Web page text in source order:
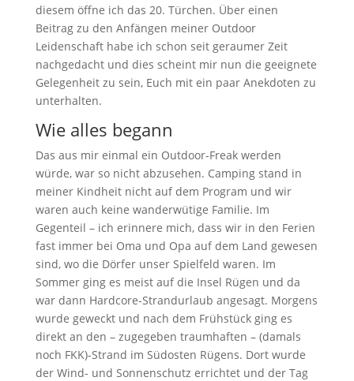
diesem öffne ich das 20. Türchen. Über einen
Beitrag zu den Anfängen meiner Outdoor
Leidenschaft habe ich schon seit geraumer Zeit
nachgedacht und dies scheint mir nun die geeignete
Gelegenheit zu sein, Euch mit ein paar Anekdoten zu
unterhalten.
Wie alles begann
Das aus mir einmal ein Outdoor-Freak werden
würde, war so nicht abzusehen. Camping stand in
meiner Kindheit nicht auf dem Program und wir
waren auch keine wanderwütige Familie. Im
Gegenteil – ich erinnere mich, dass wir in den Ferien
fast immer bei Oma und Opa auf dem Land gewesen
sind, wo die Dörfer unser Spielfeld waren. Im
Sommer ging es meist auf die Insel Rügen und da
war dann Hardcore-Strandurlaub angesagt. Morgens
wurde geweckt und nach dem Frühstück ging es
direkt an den – zugegeben traumhaften – (damals
noch FKK)-Strand im Südosten Rügens. Dort wurde
der Wind- und Sonnenschutz errichtet und der Tag